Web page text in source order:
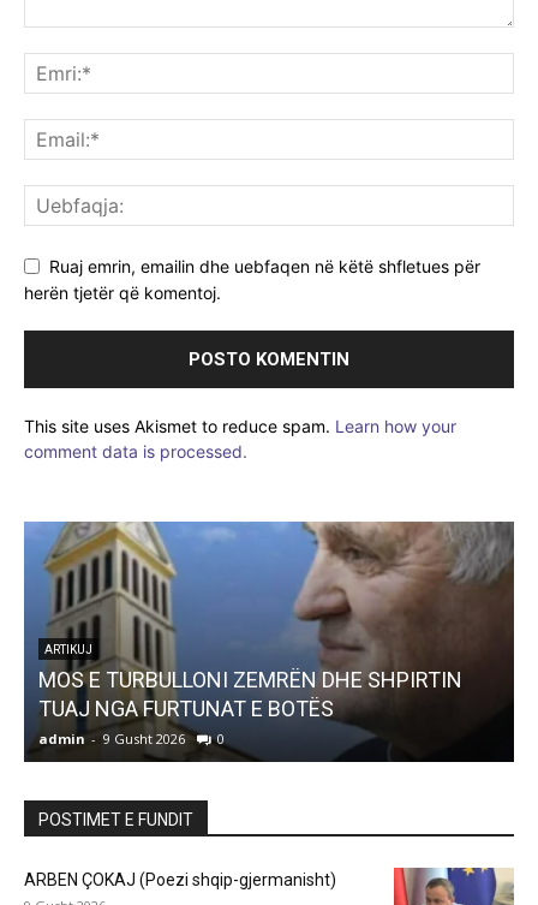
Ruaj emrin, emailin dhe uebfaqen në këtë shfletues për
herën tjetër që komentoj.
This site uses Akismet to reduce spam. Learn how your
comment data is processed.
ARTIKUJ
MOS E TURBULLONI ZEMRËN DHE SHPIRTIN
TUAJ NGA FURTUNAT E BOTËS
admin - 9 Gusht 2026 0
POSTIMET E FUNDIT
ARBEN ÇOKAJ (Poezi shqip-gjermanisht)